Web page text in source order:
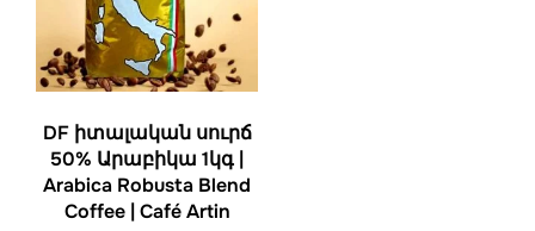
DF իտալական սուրճ
50% Արաբիկա 1կգ |
Arabica Robusta Blend
Coffee | Café Artin